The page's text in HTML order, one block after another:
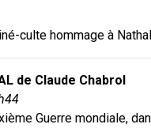
culte hommage à
de Claude Chabrol
Guerre mondiale,